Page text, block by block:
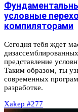
условные
компиляторами
Сегодня тебя ждет
представление
Таким образом, ты
современных
разработке.
Xakep #277